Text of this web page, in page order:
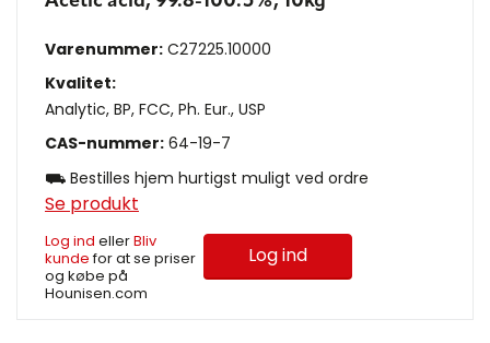
Varenummer: C27225.10000
Kvalitet:
Analytic, BP, FCC, Ph. Eur., USP
CAS-nummer: 64-19-7
⛟ Bestilles hjem hurtigst muligt ved ordre
Se produkt
Log ind ellerBliv
kundefor at se priser
og købe på
Hounisen.com
Log ind